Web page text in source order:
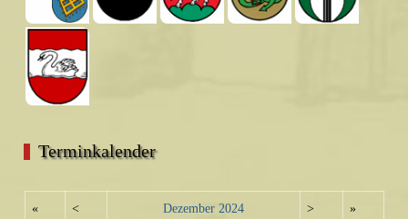
Terminkalender
« < Dezember 2024 > »